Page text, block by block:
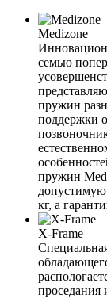
Medizone
семью
пружин
поддержки
пружин
допустимую
кг, а
X-Frame
проседания